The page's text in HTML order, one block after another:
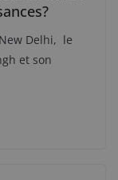
Delhi, le
et son